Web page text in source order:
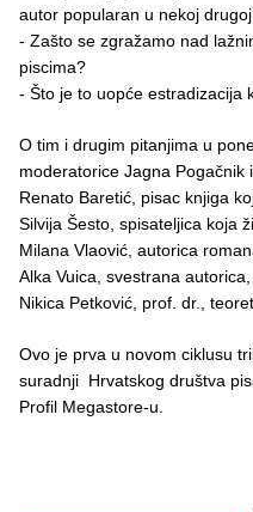
autor popularan u nekoj
- Zašto se zgražamo nad
piscima?
- Što je to uopće estradizacija
O tim i drugim pitanjima u
moderatorice Jagna Pogačnik
Renato Baretić, pisac knjiga
Silvija Šesto, spisateljica koja
Milana Vlaović, autorica
Alka Vuica, svestrana
Nikica Petković, prof. dr.,
Ovo je prva u novom ciklusu
suradnji Hrvatskog društva
Profil Megastore-u.